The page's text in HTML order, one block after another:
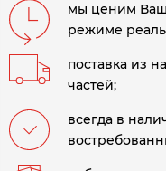
мы ценим
режиме
поставка из
частей;
всегда в